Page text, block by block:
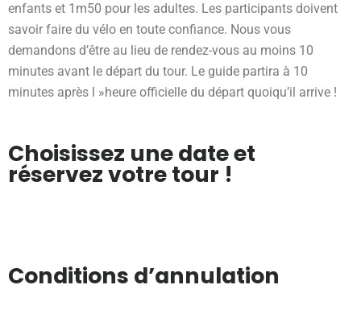
enfants et 1m50 pour les adultes. Les participants doivent
savoir faire du vélo en toute confiance. Nous vous
demandons d’être au lieu de rendez-vous au moins 10
minutes avant le départ du tour. Le guide partira à 10
minutes après l »heure officielle du départ quoiqu’il arrive !
Choisissez une date et
réservez votre tour !
Conditions d’annulation